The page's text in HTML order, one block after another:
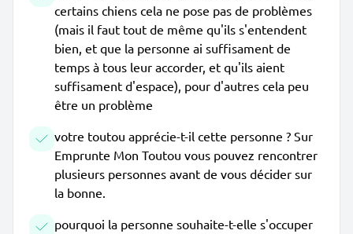
certains chiens cela ne pose pas de problèmes
(mais il faut tout de même qu'ils s'entendent
bien, et que la personne ai suffisament de
temps à tous leur accorder, et qu'ils aient
suffisament d'espace), pour d'autres cela peu
être un problème
votre toutou apprécie-t-il cette personne ? Sur
Emprunte Mon Toutou vous pouvez rencontrer
plusieurs personnes avant de vous décider sur
la bonne.
pourquoi la personne souhaite-t-elle s'occuper